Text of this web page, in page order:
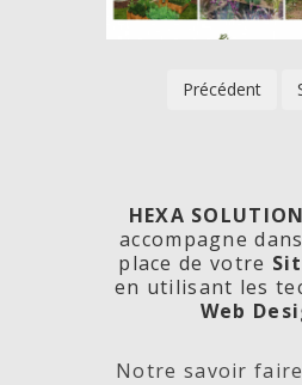
Les
Précédent
HEXA
accompagne
place de votre
en utilisant les
Web
Notre savoir faire